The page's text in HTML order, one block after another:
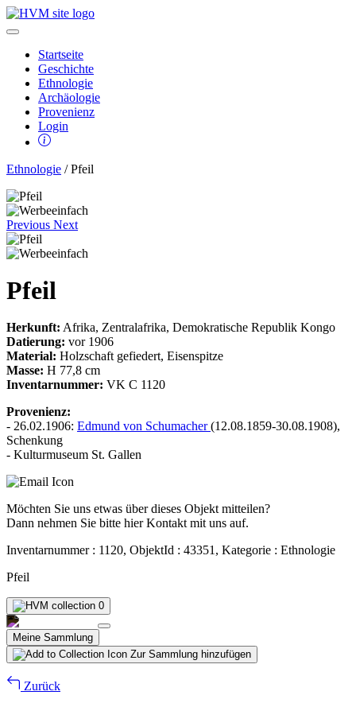
Startseite
Geschichte
Ethnologie
Archäologie
Provenienz
Login
Ethnologie / Pfeil
Previous Next
Pfeil
Herkunft: Afrika, Zentralafrika, Demokratische Republik Kongo
Datierung: vor 1906
Material: Holzschaft gefiedert, Eisenspitze
Masse: H 77,8 cm
Inventarnummer: VK C 1120
Provenienz:
- 26.02.1906: Edmund von Schumacher(12.08.1859-30.08.1908),
Schenkung
- Kulturmuseum St. Gallen
Möchten Sie uns etwas über dieses Objekt mitteilen?
Dann nehmen Sie bitte hier Kontakt mit uns auf.
Inventarnummer : 1120, ObjektId : 43351, Kategorie : Ethnologie
Pfeil
0
Meine Sammlung
Zur Sammlung hinzufügen
Zurück